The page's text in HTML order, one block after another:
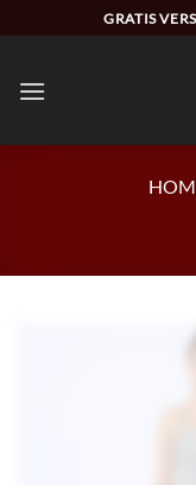
Inhalt
GRATIS